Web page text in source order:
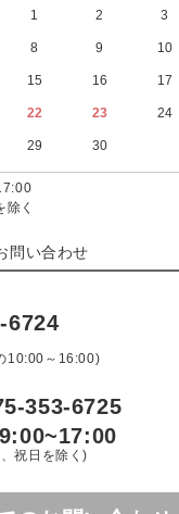
1 2 3
8 9 10
15 16 17
22 23 24
29 30
除く
問い合わせ
6724
10:00～16:00)
353-6725
9:00~17:00
祝日を除く)